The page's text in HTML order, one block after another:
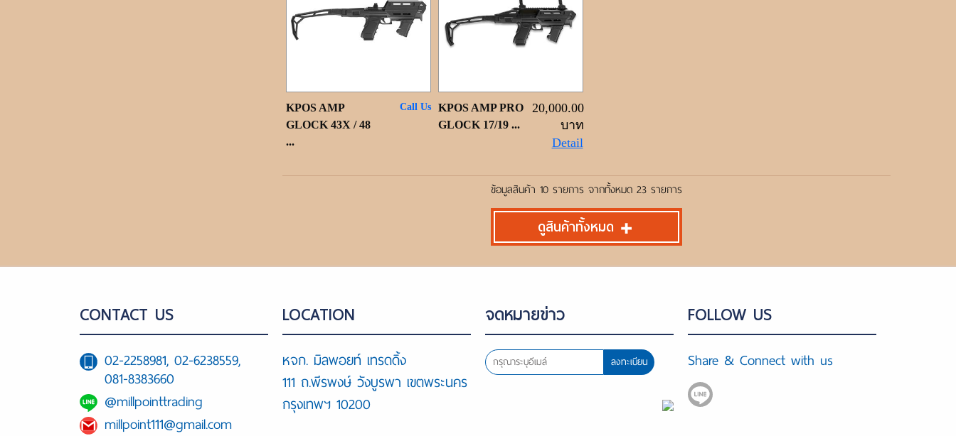
KPOS AMP
GLOCK 43X / 48
...
Call Us
KPOS AMP PRO
GLOCK 17/19 ...
20,000.00
บาท
Detail
ข้อมูลสินค้า 10 รายการ จากทั้งหมด 23 รายการ
ดูสินค้าทั้งหมด
CONTACT US
02-2258981, 02-6238559,
081-8383660
@millpointtrading
millpoint111@gmail.com
LOCATION
หจก. มิลพอยท์ เทรดดิ้ง
111 ถ.พีรพงษ์ วังบูรพา เขตพระนคร
กรุงเทพฯ 10200
จดหมายข่าว
ลงทะเบียน
FOLLOW US
Share & Connect with us